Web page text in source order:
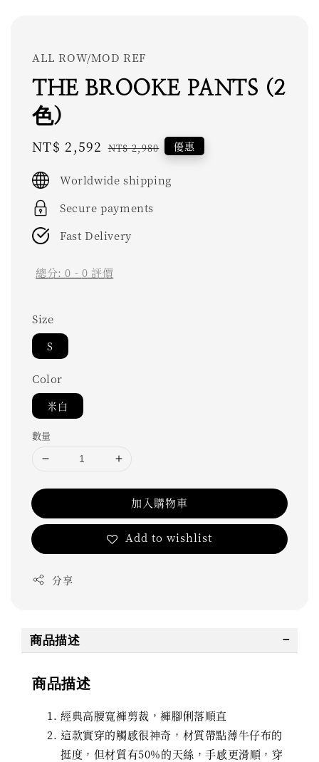
ALL ROW/MOD REF
THE BROOKE PANTS (2
色)
Sale
NT$ 2,592 Regular
NT$ 2,980 優惠
Worldwide shipping
Secure payments
Fast Delivery
總分:0 - 0 評價
Size
S
Color
米白
數量
加入購物車
Add to wishlist
分享
商品描述
商品描述
經典高腰寬褲剪裁，褲腳俐落順直
這款實穿的觸感很神奇，材質帶點薄牛仔布的
挺度，但材質有50%的天絲，手感更滑順，穿